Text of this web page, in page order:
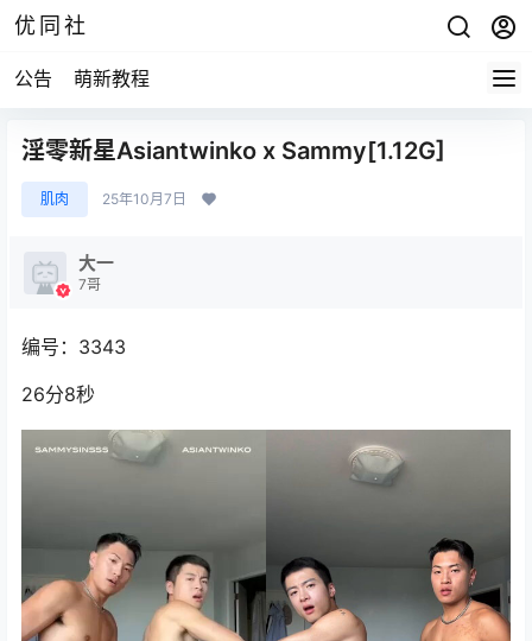
优同社
公告 萌新教程
淫零新星Asiantwinko x Sammy[1.12G]
肌肉 25年10月7日
大一
7哥
编号：3343
26分8秒